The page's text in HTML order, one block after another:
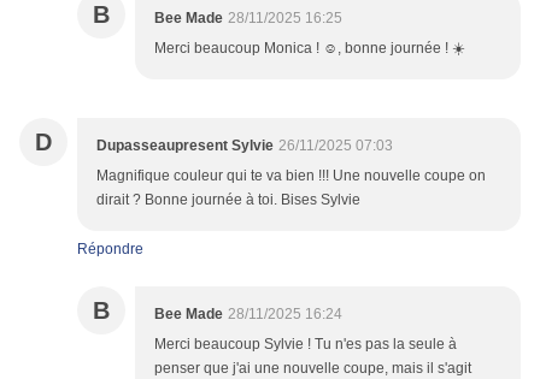
B Bee Made 28/11/2025 16:25
Merci beaucoup Monica ! ☺️, bonne journée ! ☀️
D Dupasseaupresent Sylvie 26/11/2025 07:03
Magnifique couleur qui te va bien !!! Une nouvelle coupe on
dirait ? Bonne journée à toi. Bises Sylvie
Répondre
B Bee Made 28/11/2025 16:24
Merci beaucoup Sylvie ! Tu n'es pas la seule à
penser que j'ai une nouvelle coupe, mais il s'agit